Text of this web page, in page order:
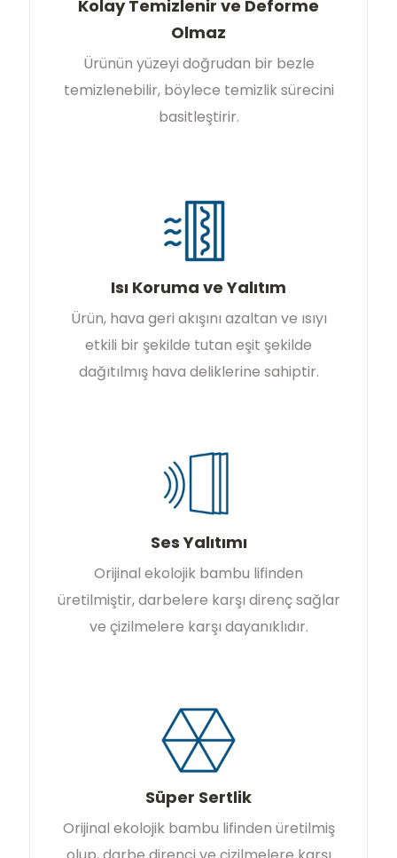
Kolay Temizlenir ve Deforme
Olmaz
Ürünün yüzeyi doğrudan bir bezle
temizlenebilir, böylece temizlik sürecini
basitleştirir.
Isı Koruma ve Yalıtım
Ürün, hava geri akışını azaltan ve ısıyı
etkili bir şekilde tutan eşit şekilde
dağıtılmış hava deliklerine sahiptir.
Ses Yalıtımı
Orijinal ekolojik bambu lifinden
üretilmiştir, darbelere karşı direnç sağlar
ve çizilmelere karşı dayanıklıdır.
Süper Sertlik
Orijinal ekolojik bambu lifinden üretilmiş